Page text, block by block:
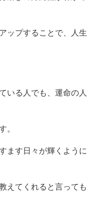
ップすることで、人生
いる人でも、運命の人
。
ます日々が輝くように
えてくれると言っても